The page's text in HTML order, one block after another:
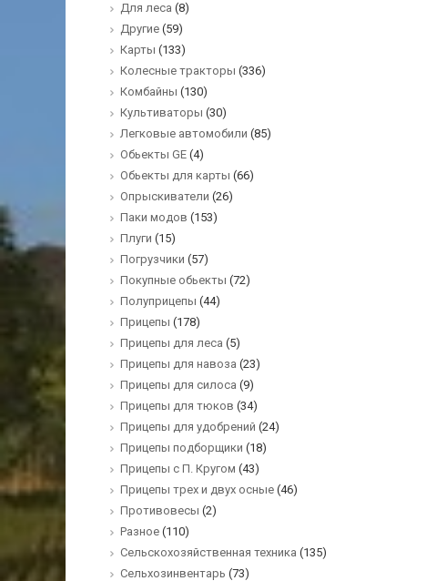
Для леса (8)
Другие (59)
Карты (133)
Колесные тракторы (336)
Комбайны (130)
Культиваторы (30)
Легковые автомобили (85)
Обьекты GE (4)
Обьекты для карты (66)
Опрыскиватели (26)
Паки модов (153)
Плуги (15)
Погрузчики (57)
Покупные обьекты (72)
Полуприцепы (44)
Прицепы (178)
Прицепы для леса (5)
Прицепы для навоза (23)
Прицепы для силоса (9)
Прицепы для тюков (34)
Прицепы для удобрений (24)
Прицепы подборщики (18)
Прицепы с П. Кругом (43)
Прицепы трех и двух осные (46)
Противовесы (2)
Разное (110)
Сельскохозяйственная техника (135)
Сельхозинвентарь (73)